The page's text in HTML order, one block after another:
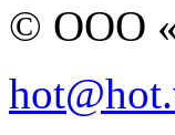
© ООО